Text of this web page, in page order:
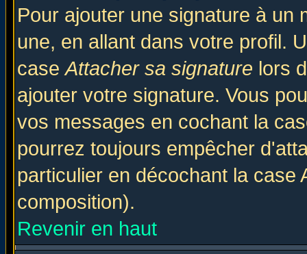
Pour ajouter une signature à un
une, en allant dans votre profil.
caseAttacher sa signature lors
ajouter votre signature. Vous
vos messages en cochant la
pourrez toujours empêcher
particulier en décochant la
composition).
Revenir en haut